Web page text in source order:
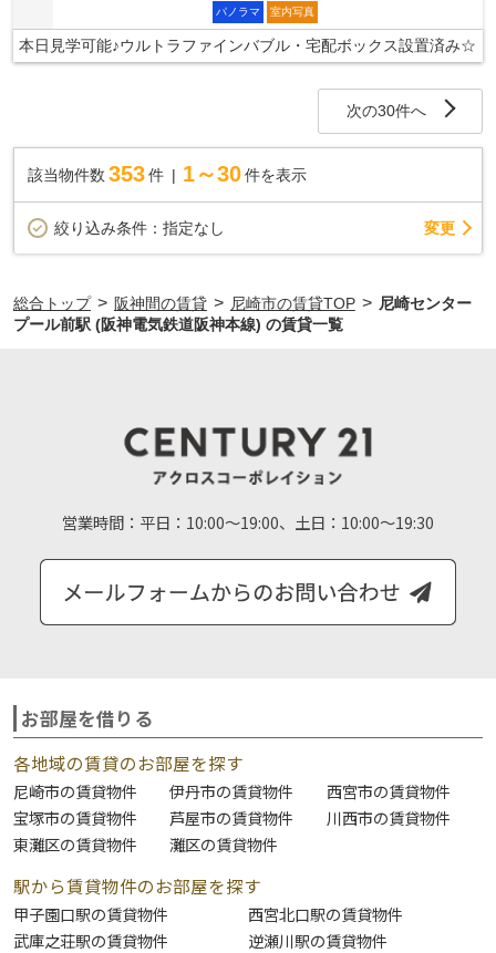
パノラマ 室内写真
本日見学可能♪ウルトラファインバブル・宅配ボックス設置済み☆
次の30件へ
該当物件数 353件 1～30 件を表示
絞り込み条件： 指定なし 変更
総合トップ > 阪神間の賃貸 > 尼崎市の賃貸TOP > 尼崎センター
プール前駅 (阪神電気鉄道阪神本線) の賃貸一覧
営業時間： 平日：10:00～19:00、土日：10:00～19:30
お部屋を借りる
各地域の賃貸のお部屋を探す
尼崎市の賃貸物件 伊丹市の賃貸物件
西宮市の賃貸物件
宝塚市の賃貸物件
芦屋市の賃貸物件
川西市の賃貸物件
東灘区の賃貸物件
灘区の賃貸物件
駅から賃貸物件のお部屋を探す
甲子園口駅の賃貸物件
西宮北口駅の賃貸物件
武庫之荘駅の賃貸物件
逆瀬川駅の賃貸物件